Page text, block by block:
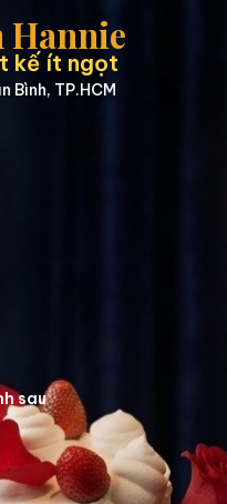
Hannie
kế ít ngọt
Bình, TP.HCM
sau